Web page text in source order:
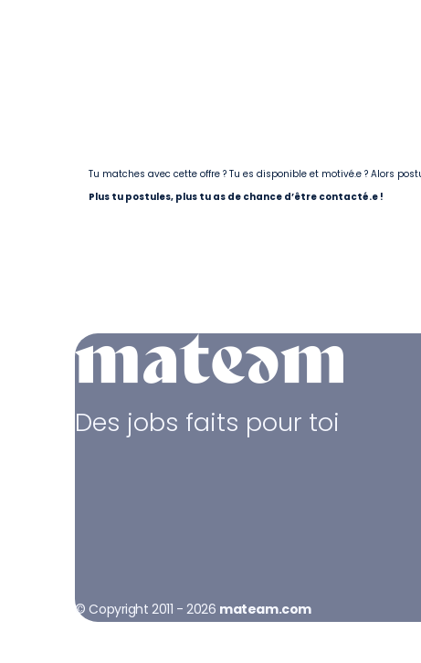
Tu matches avec cette offre ? Tu es disponible et motivé.e ? Alors
Plus tu postules, plus tu as de chance d’être contacté.e !
Des jobs faits pour toi
© Copyright 2011 - 2026 mateam.com